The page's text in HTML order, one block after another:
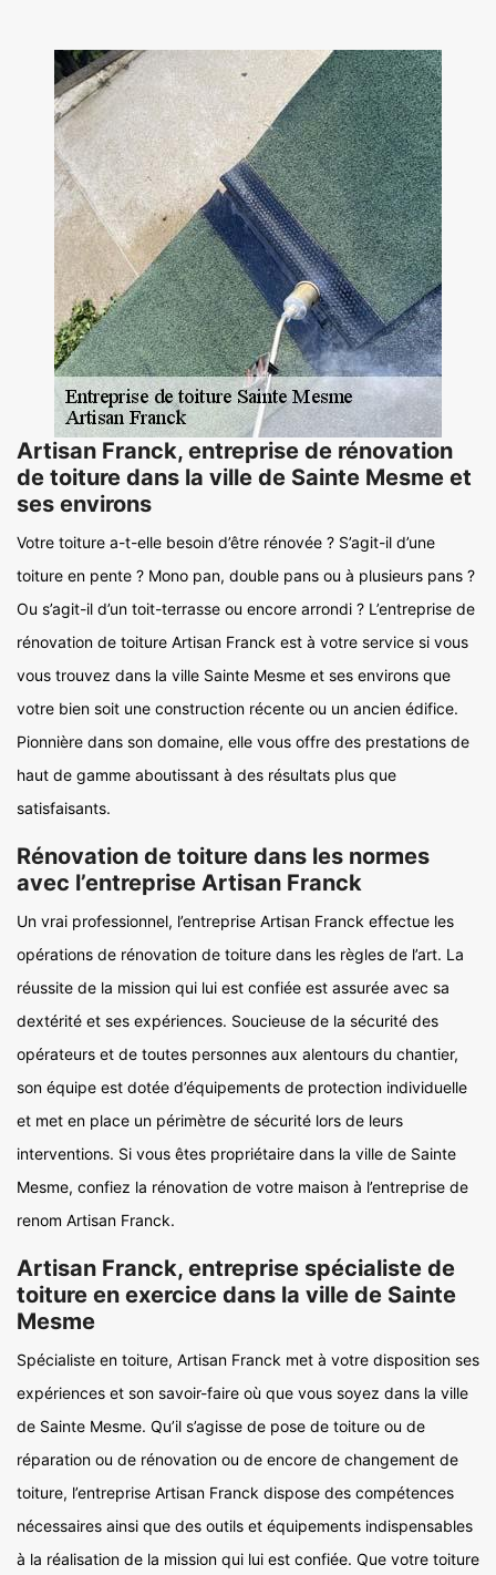
Artisan Franck, entreprise de rénovation
de toiture dans la ville de Sainte Mesme et
ses environs
Votre toiture a-t-elle besoin d’être rénovée ? S’agit-il d’une
toiture en pente ? Mono pan, double pans ou à plusieurs pans ?
Ou s’agit-il d’un toit-terrasse ou encore arrondi ? L’entreprise de
rénovation de toiture Artisan Franck est à votre service si vous
vous trouvez dans la ville Sainte Mesme et ses environs que
votre bien soit une construction récente ou un ancien édifice.
Pionnière dans son domaine, elle vous offre des prestations de
haut de gamme aboutissant à des résultats plus que
satisfaisants.
Rénovation de toiture dans les normes
avec l’entreprise Artisan Franck
Un vrai professionnel, l’entreprise Artisan Franck effectue les
opérations de rénovation de toiture dans les règles de l’art. La
réussite de la mission qui lui est confiée est assurée avec sa
dextérité et ses expériences. Soucieuse de la sécurité des
opérateurs et de toutes personnes aux alentours du chantier,
son équipe est dotée d’équipements de protection individuelle
et met en place un périmètre de sécurité lors de leurs
interventions. Si vous êtes propriétaire dans la ville de Sainte
Mesme, confiez la rénovation de votre maison à l’entreprise de
renom Artisan Franck.
Artisan Franck, entreprise spécialiste de
toiture en exercice dans la ville de Sainte
Mesme
Spécialiste en toiture, Artisan Franck met à votre disposition ses
expériences et son savoir-faire où que vous soyez dans la ville
de Sainte Mesme. Qu’il s’agisse de pose de toiture ou de
réparation ou de rénovation ou de encore de changement de
toiture, l’entreprise Artisan Franck dispose des compétences
nécessaires ainsi que des outils et équipements indispensables
à la réalisation de la mission qui lui est confiée. Que votre toiture